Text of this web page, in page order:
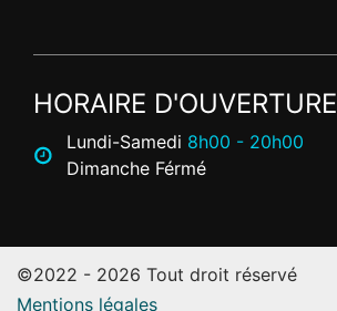
HORAIRE D'OUVERTURE
Lundi-Samedi 8h00 - 20h00
Dimanche Férmé
©2022 - 2026 Tout droit réservé
Mentions légales